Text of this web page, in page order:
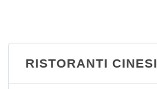
RISTORANTI CINESI